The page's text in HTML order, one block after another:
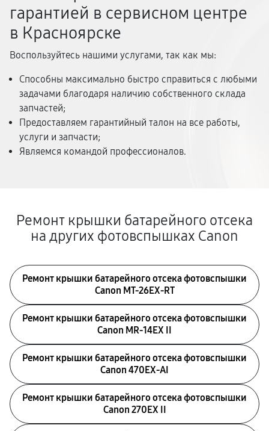
гарантией в сервисном центре
в Красноярске
Воспользуйтесь нашими услугами, так как мы:
Способны максимально быстро справиться с любыми
задачами благодаря наличию собственного склада
запчастей;
Предоставляем гарантийный талон на все работы,
услуги и запчасти;
Являемся командой профессионалов.
Ремонт крышки батарейного отсека
на других фотовспышках Canon
Ремонт крышки батарейного отсека фотовспышки
Canon MT-26EX-RT
Ремонт крышки батарейного отсека фотовспышки
Canon MR-14EX II
Ремонт крышки батарейного отсека фотовспышки
Canon 470EX-AI
Ремонт крышки батарейного отсека фотовспышки
Canon 270EX II